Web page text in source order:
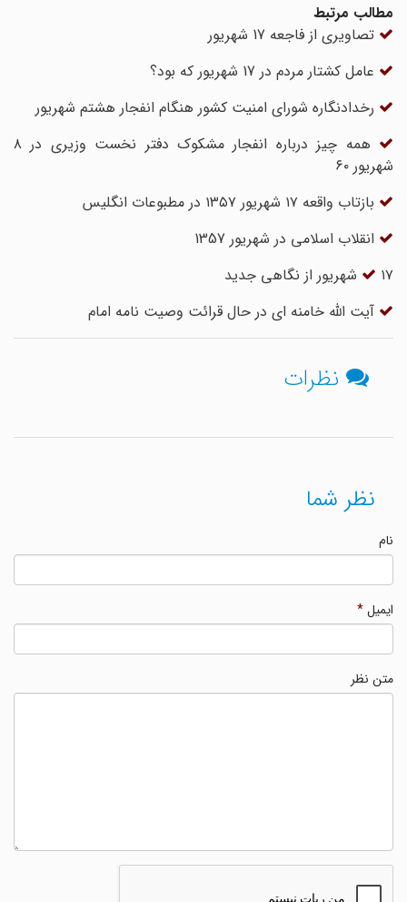
مطالب مرتبط
تصاویری از فاجعه 17 شهریور
عامل کشتار مردم در 17 شهریور که بود؟
رخدادنگاره شورای امنیت کشور هنگام انفجار هشتم شهریور
همه چیز درباره انفجار مشکوک دفتر نخست وزیری در ۸
شهریور ۶۰
بازتاب واقعه ۱۷ شهریور ۱۳۵۷ در مطبوعات انگلیس
انقلاب اسلامی در شهریور 1357
۱۷ شهریور از نگاهی جدید
آیت الله خامنه ای در حال قرائت وصیت نامه امام
نظرات
نظر شما
ایمیل*
متن نظر